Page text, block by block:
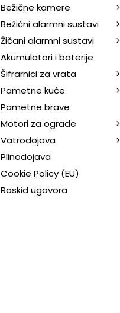
Bežične kamere
Bežični alarmni sustavi
Žičani alarmni sustavi
Akumulatori i baterije
Šifrarnici za vrata
Pametne kuće
Pametne brave
Motori za ograde
Vatrodojava
Plinodojava
Cookie Policy (EU)
Raskid ugovora